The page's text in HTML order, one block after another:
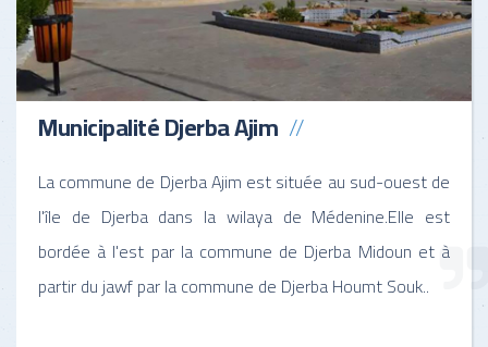
Municipalité Djerba Ajim
La commune de Djerba Ajim est située au sud-ouest de
l'île de Djerba dans la wilaya de Médenine.Elle est
bordée à l'est par la commune de Djerba Midoun et à
partir du jawf par la commune de Djerba Houmt Souk..